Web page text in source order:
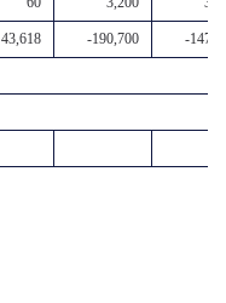
43,618 -190,700 -